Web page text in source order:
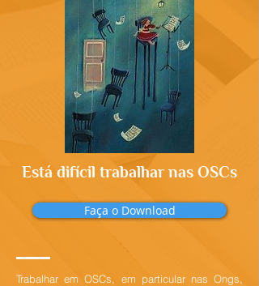
Está difícil trabalhar nas OSCs
Faça o Download
Trabalhar em OSCs, em particular nas Ongs,